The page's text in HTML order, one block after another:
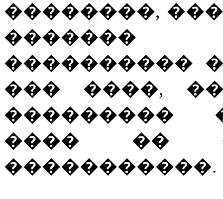
��������,
�������
����������
��� ����,
���������
���� ��
�����������.